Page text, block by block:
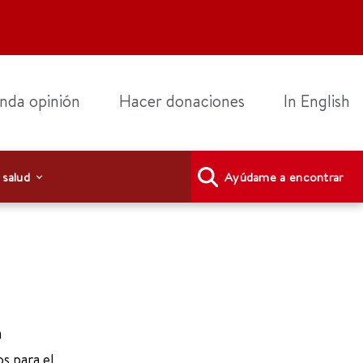
opinión Hacer donaciones In English
Ayúdame a encontrar